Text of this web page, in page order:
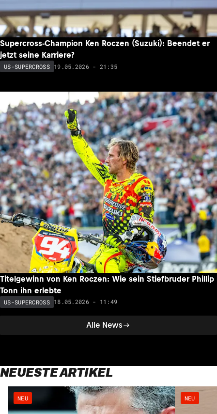
Alle News
Supercross-Champion Ken Roczen (Suzuki): Beendet er
jetzt seine Karriere?
US-SUPERCROSS 19.05.2026 - 21:35
Titelgewinn von Ken Roczen: Wie sein Stiefbruder Phillip
Tonn ihn erlebte
US-SUPERCROSS 18.05.2026 - 11:49
NEUESTE ARTIKEL
NEU NEU